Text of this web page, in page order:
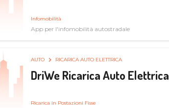
Infomobilità
App per l'infomobilità autostradale
AUTO RICARICA AUTO ELETTRICA
DriWe Ricarica Auto Elettrica
Ricarica in Postazioni Fisse